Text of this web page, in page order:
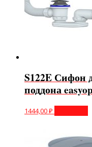
S122E Сифон
поддона
1444,00₽